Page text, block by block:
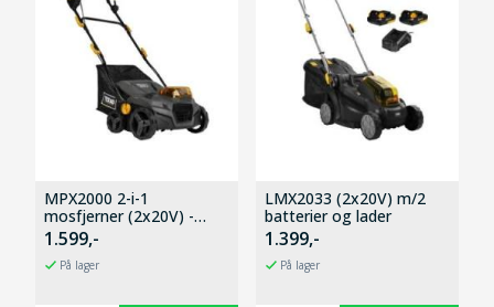
MPX2000 2-i-1
mosfjerner (2x20V) -
Solo
1.599,-
På lager
LMX2033 (2x20V) m/2
batterier og lader
1.399,-
På lager